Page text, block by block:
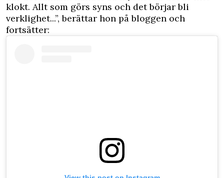
klokt. Allt som görs syns och det börjar bli
verklighet...”, berättar hon påbloggen och
fortsätter: